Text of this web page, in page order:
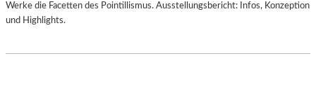
Werke die Facetten des Pointillismus. Ausstellungsbericht: Infos, Konzeption
und Highlights.